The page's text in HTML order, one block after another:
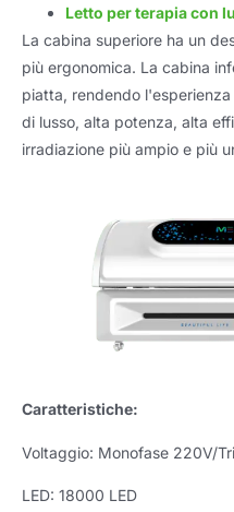
Letto per terapia con
La cabina superiore ha un
più ergonomica. La cabina
piatta, rendendo
di lusso, alta potenza, alta
irradiazione più ampio e più
Caratteristiche:
Voltaggio: Monofase 220V/
LED: 18000 LED